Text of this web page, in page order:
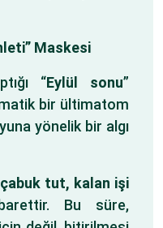
Maskesi
“Eylül sonu”
bir ültimatom
yönelik bir algı
tut, kalan işi
Bu süre,